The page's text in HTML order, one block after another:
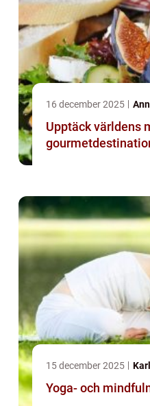
16 december 2025
Upptäck världens
15 december 2025
Yoga- och